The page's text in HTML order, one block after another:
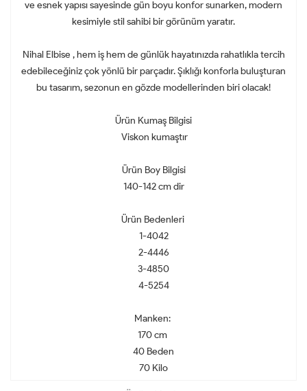
ve esnek yapısı sayesinde gün boyu konfor sunarken, modern
kesimiyle stil sahibi bir görünüm yaratır.
Nihal Elbise , hem iş hem de günlük hayatınızda rahatlıkla tercih
edebileceğiniz çok yönlü bir parçadır. Şıklığı konforla buluşturan
bu tasarım, sezonun en gözde modellerinden biri olacak!
Ürün Kumaş Bilgisi
Viskon kumaştır
Ürün Boy Bilgisi
140-142 cm dir
Ürün Bedenleri
1-4042
2-4446
3-4850
4-5254
Manken:
170 cm
40 Beden
70 Kilo